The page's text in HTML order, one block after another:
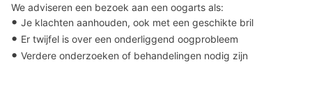
We adviseren een bezoek aan een oogarts als:
• Je klachten aanhouden, ook met een geschikte bril
• Er twijfel is over een onderliggend oogprobleem
• Verdere onderzoeken of behandelingen nodig zijn